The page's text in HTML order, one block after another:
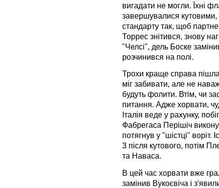
вигадати не могли. Їхні
завершувалися кутовими,
стандарту так, щоб
Торрес знітився, знову
"Челсі", дель Боске
розчинився на полі.
Трохи краще справа
міг забивати, але не
будуть фолити. Втім, чи
питання. Адже хорвати,
Італія веде у рахунку,
Фабрегаса Перішіч
потягнув у "шістці" воріт.
3 після кутового, потім
та Наваса.
В цей час хорвати вже
замінив Вукоєвіча і